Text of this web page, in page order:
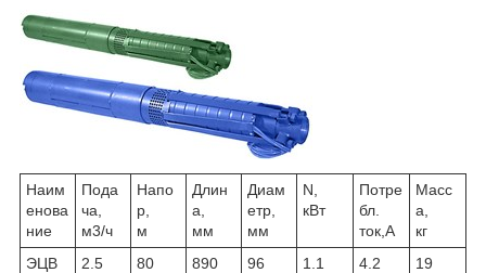
Наим
енова
ние
Пода
ча,
м3/ч
Напо
р,
м
Длин
а,
мм
Диам
етр,
мм
N,
кВт
Потре
бл.
ток,А
Масс
а,
кг
ЭЦВ
2.5 80 890 96 1.1 4.2 19